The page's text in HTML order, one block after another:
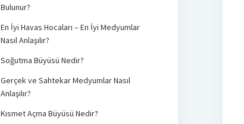
Bulunur?
En İyi Havas Hocaları – En İyi Medyumlar
Nasıl Anlaşılır?
Soğutma Büyüsü Nedir?
Gerçek ve Sahtekar Medyumlar Nasıl
Anlaşılır?
Kısmet Açma Büyüsü Nedir?